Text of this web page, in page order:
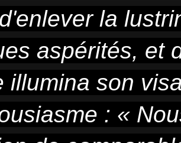
la
aspérités, et
illumina son
: «